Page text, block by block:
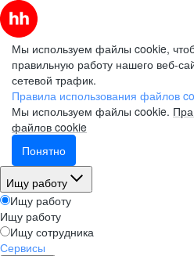
Мы используем файлы cookie,
правильную работу нашего веб-
сетевой трафик.
Правила использования файлов
Мы используем файлы cookie.
файлов cookie
Понятно
Ищу работу
Ищу работу
Ищу работу
Ищу сотрудника
Сервисы